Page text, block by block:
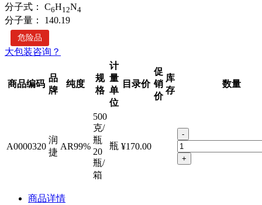
分子式：
C6H12N4
分子量： 140.19
危险品
大包装咨询？
商品编码
品
牌
纯度
规
格
计
量
单
位
目录价
促
销
价
库
存
数量
A0000320
润
捷
AR99%
500
克/
瓶
20
瓶/
箱
瓶 ¥170.00
-
+
商品详情